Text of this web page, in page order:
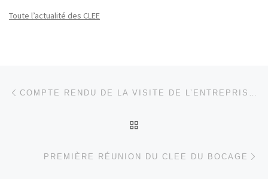
Toute l’actualité des CLEE
Parcourir les articles
PREMIÈRE RÉUNION DU CLEE DU BOCAGE